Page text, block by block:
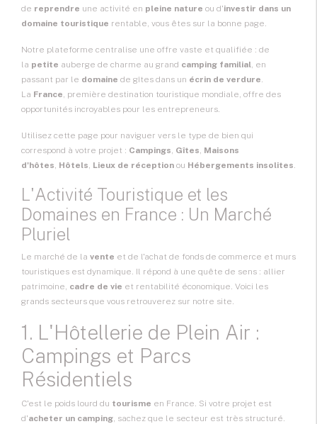
de reprendre une activité en pleine nature ou d'investir dans un
domaine touristique rentable, vous êtes sur la bonne page.
Notre plateforme centralise une offre vaste et qualifiée : de
la petite auberge de charme au grand camping familial, en
passant par le domaine de gîtes dans un écrin de verdure.
La France, première destination touristique mondiale, offre des
opportunités incroyables pour les entrepreneurs.
Utilisez cette page pour naviguer vers le type de bien qui
correspond à votre projet : Campings, Gîtes, Maisons
d'hôtes, Hôtels, Lieux de réception ou Hébergements insolites.
L'Activité Touristique et les
Domaines en France : Un Marché
Pluriel
Le marché de la vente et de l'achat de fonds de commerce et murs
touristiques est dynamique. Il répond à une quête de sens : allier
patrimoine, cadre de vie et rentabilité économique. Voici les
grands secteurs que vous retrouverez sur notre site.
1. L'Hôtellerie de Plein Air :
Campings et Parcs
Résidentiels
C'est le poids lourd du tourisme en France. Si votre projet est
d'acheter un camping, sachez que le secteur est très structuré.